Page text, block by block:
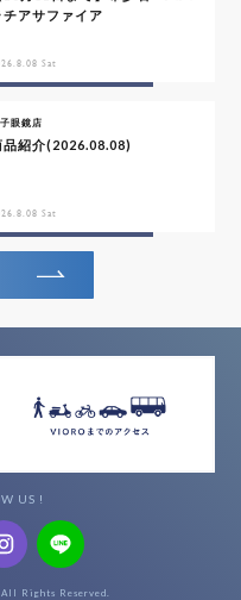
チアサファイア
Sat
眼鏡店
品紹介(2026.08.08)
Sat
US !
Rights Reserved.